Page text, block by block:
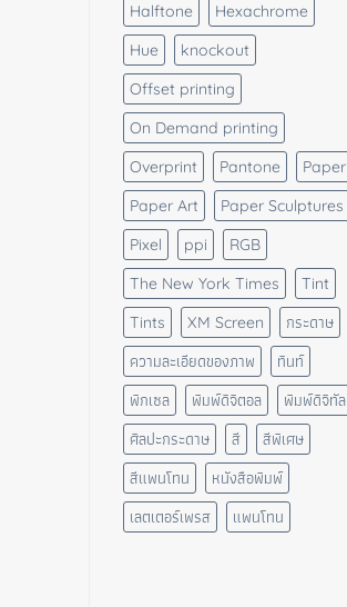
Halftone
Hexachrome
Hue
knockout
Offset printing
On Demand printing
Overprint
Pantone
Paper
Paper Art
Paper Sculptures
Pixel
ppi
RGB
The New York Times
Tint
Tints
XM Screen
กระดาษ
ความละเอียดของภาพ
ทินท์
พิกเซล
พิมพ์ดิจิตอล
พิมพ์ดิจิทัล
ศิลปะกระดาษ
สี
สีพิเศษ
สีแพนโทน
หนังสือพิมพ์
เลตเตอร์เพรส
แพนโทน